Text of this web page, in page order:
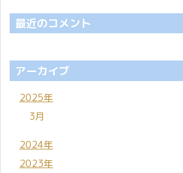
最近のコメント
アーカイブ
2025年
3月
2024年
2023年